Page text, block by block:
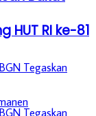
HUT RI ke-81